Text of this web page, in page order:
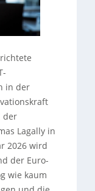
in der
der
Lagally in
2026 wird
der Euro-
wie kaum